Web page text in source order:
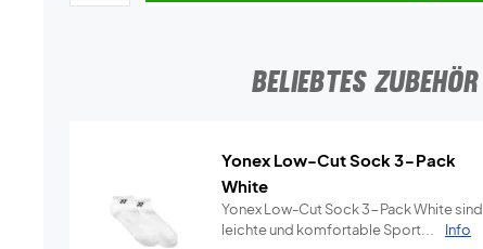
BELIEBTES ZUBEHÖR
Yonex Low-Cut Sock 3-Pack
White
Yonex Low-Cut Sock 3-Pack White sind
leichte und komfortable Sport...
Info